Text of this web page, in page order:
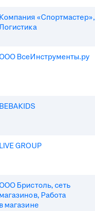
Компания «Спортмастер»,
ВсеИнструменты.ру
BEBAKIDS
LIVE GROUP
Бристоль, сеть
магазинов, Работа
в магазине